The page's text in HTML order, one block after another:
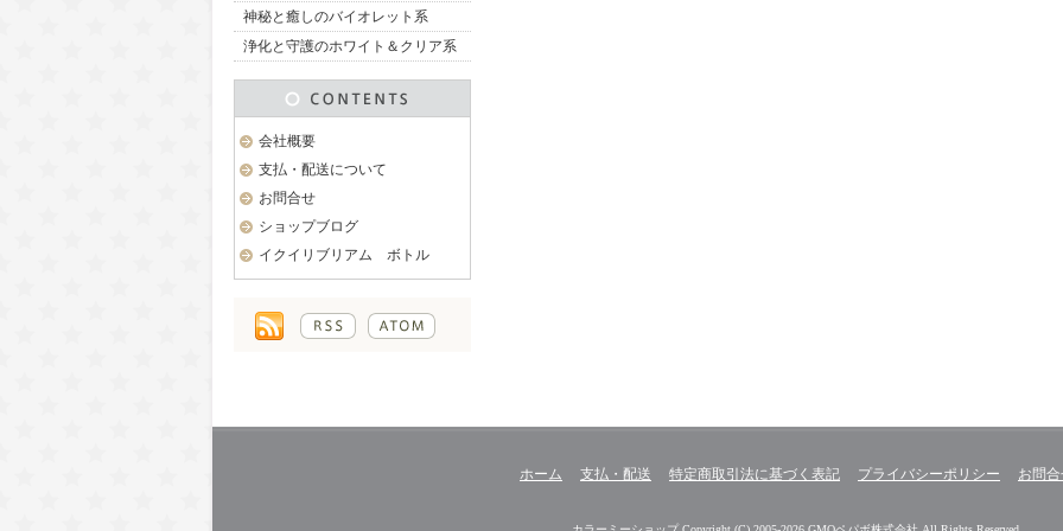
神秘と癒しのバイオレット系
浄化と守護のホワイト＆クリア系
会社概要
支払・配送について
お問合せ
ショップブログ
イクイリブリアム ボトル
ホーム 支払・配送 特定商取引法に基づく表記 プライバシーポリシー お問